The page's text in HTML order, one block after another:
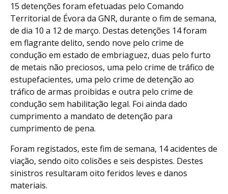
15 detenções foram efetuadas pelo Comando
Territorial de Évora da GNR, durante o fim de semana,
de dia 10 a 12 de março. Destas detenções 14 foram
em flagrante delito, sendo nove pelo crime de
condução em estado de embriaguez, duas pelo furto
de metais não preciosos, uma pelo crime de tráfico de
estupefacientes, uma pelo crime de detenção ao
tráfico de armas proibidas e outra pelo crime de
condução sem habilitação legal. Foi ainda dado
cumprimento a mandato de detenção para
cumprimento de pena.
Foram registados, este fim de semana, 14 acidentes de
viação, sendo oito colisões e seis despistes. Destes
sinistros resultaram oito feridos leves e danos
materiais.